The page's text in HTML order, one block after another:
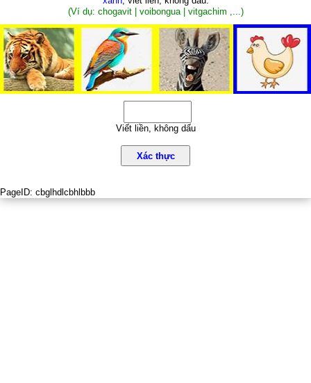
(Ví dụ: chogavit | voibongua | vitgachim ,...)
Viết liền, không dấu
Xác thực
PageID: cbglhdlcbhlbbb